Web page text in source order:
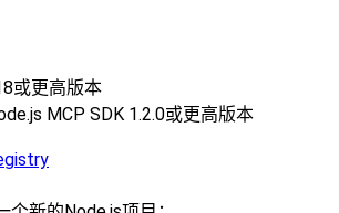
或更高版本
MCP SDK 1.2.0或更高版本